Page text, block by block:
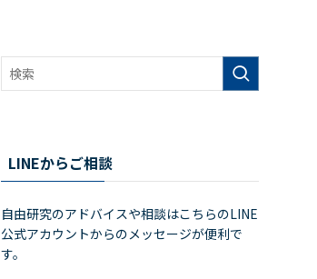
LINEからご相談
自由研究のアドバイスや相談はこちらのLINE
公式アカウントからのメッセージが便利で
す。